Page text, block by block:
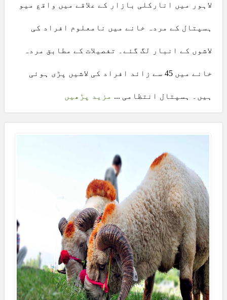
لاہور میں انارکلی بازار کے علاقے میں واقع میو
ہسپتال کے مردہ خانے میں نامعلوم افراد کی
لاشوں کے انبار لگ گئے۔ تفصیلات کے مطابق مردہ
خانے میں 45 سے زائد افراد کی لاشیں پڑی ہوئی
ہیں۔ ہسپتال انتظامی ... مزید پڑھیں